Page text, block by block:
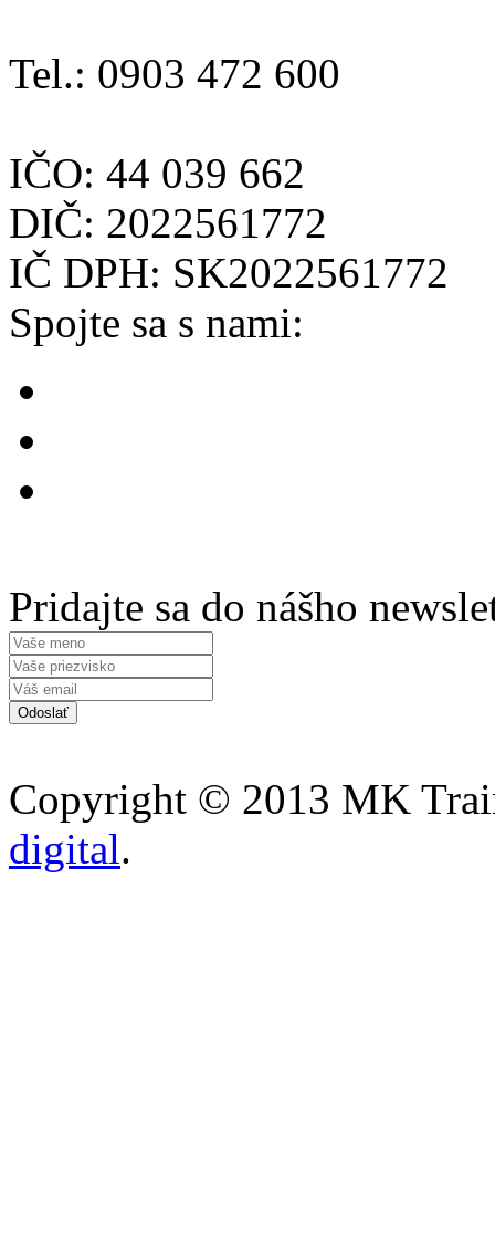
Tel.: 0903 472 600
IČO: 44 039 662
DIČ: 2022561772
IČ DPH: SK2022561772
Spojte sa s nami:
Pridajte sa do nášho
Copyright © 2013 MK
digital.